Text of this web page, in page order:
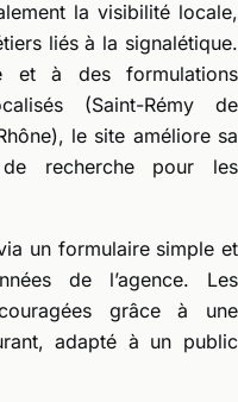
la visibilité locale,
liés à la signalétique.
et à des formulations
(Saint-Rémy de
le site améliore sa
recherche pour les
un formulaire simple et
de l’agence. Les
grâce à une
adapté à un public